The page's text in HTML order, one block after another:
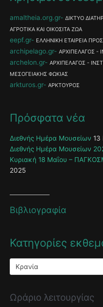
amaltheia.org.gr
ΔΙΚΤΥΟ
ΑΓΡΟΤΙΚΑ ΚΑΙ ΟΙΚΟΣΙΤΑ ΖΩΑ
eepf.gr ΕΛΛΗΝΙΚΗ ΕΤΑΙΡΕΙΑ
archipelago.gr ΑΡΧΙΠΕΛΑΓΟΣ -
archelon.gr
ΑΡΧΙΠΕΛΑΓΟΣ -
ΜΕΣΟΓΕΙΑΚΗΣ ΦΩΚΙΑΣ
arkturos.gr ΑΡΚΤΟΥΡΟΣ
Πρόσφατα νέα
Διεθνής Ημέρα Μουσείων 13
Διεθνής Ημέρα Μουσείων
Κυριακή 18 Μαΐου –
2025
Βιβλιογραφία
Κατηγορίες
Κρανία
Ωράριο λειτουργίας